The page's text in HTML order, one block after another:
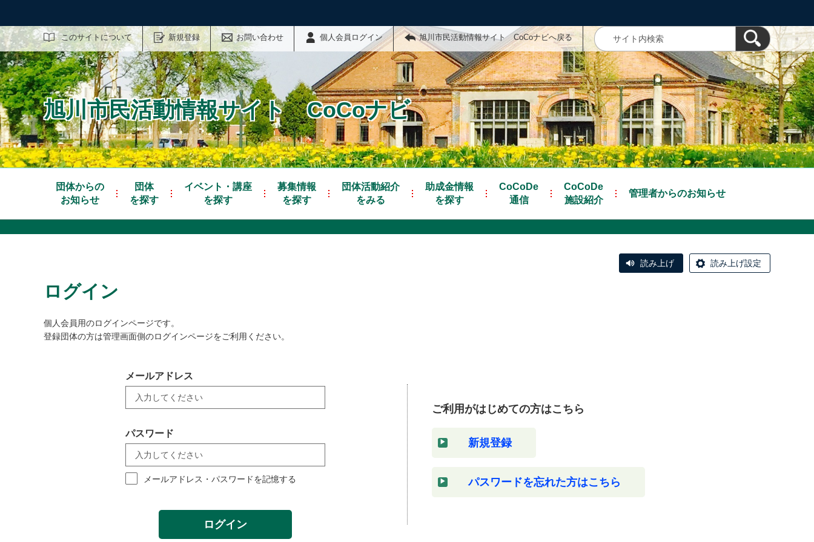
このサイトについて 新規登録 お問い合わせ 個人会員ログイン 旭川市民活動情報サイト CoCoナビへ戻る
サイト内検索
旭川市民活動情報サイト CoCoナビ
団体からの
お知らせ
団体
を探す
イベント・講座
を探す
募集情報
を探す
団体活動紹介
をみる
助成金情報
を探す
CoCoDe
通信
CoCoDe
施設紹介
管理者からのお知らせ
読み上げ 読み上げ設定
ログイン
個人会員用のログインページです。
登録団体の方は管理画面側のログインページをご利用ください。
メールアドレス
パスワード
メールアドレス・パスワードを記憶する
ログイン
ご利用がはじめての方はこちら
新規登録
パスワードを忘れた方はこちら